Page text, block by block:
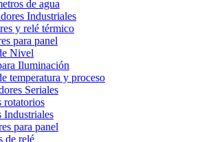
de agua
Industriales
y relé térmico
para panel
Nivel
Iluminación
temperatura y proceso
Seriales
rotatorios
Industriales
para panel
de relé